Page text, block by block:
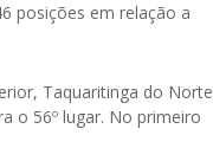
posições em relação a
Taquaritinga do Norte
o 56º lugar. No primeiro